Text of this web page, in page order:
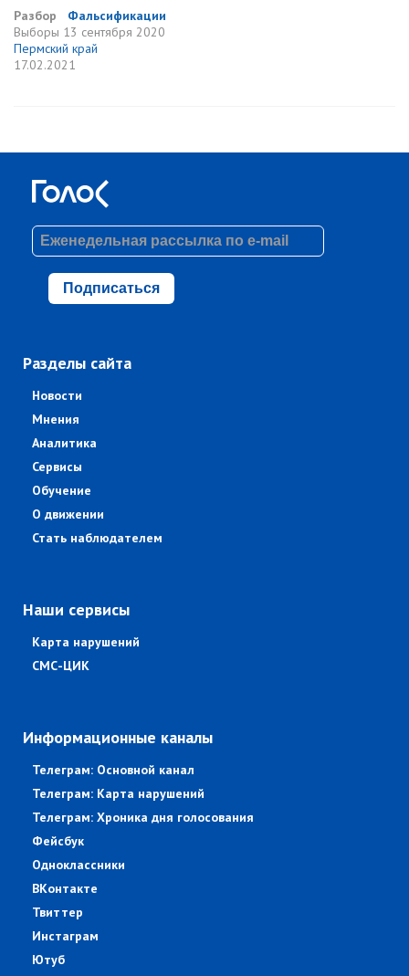
Разбор
Фальсификации
Выборы 13 сентября 2020
Пермский край
17.02.2021
Подписаться
Разделы сайта
Новости
Мнения
Аналитика
Сервисы
Обучение
О движении
Стать наблюдателем
Наши сервисы
Карта нарушений
СМС-ЦИК
Информационные каналы
Телеграм: Основной канал
Телеграм: Карта нарушений
Телеграм: Хроника дня голосования
Фейсбук
Одноклассники
ВКонтакте
Твиттер
Инстаграм
Ютуб